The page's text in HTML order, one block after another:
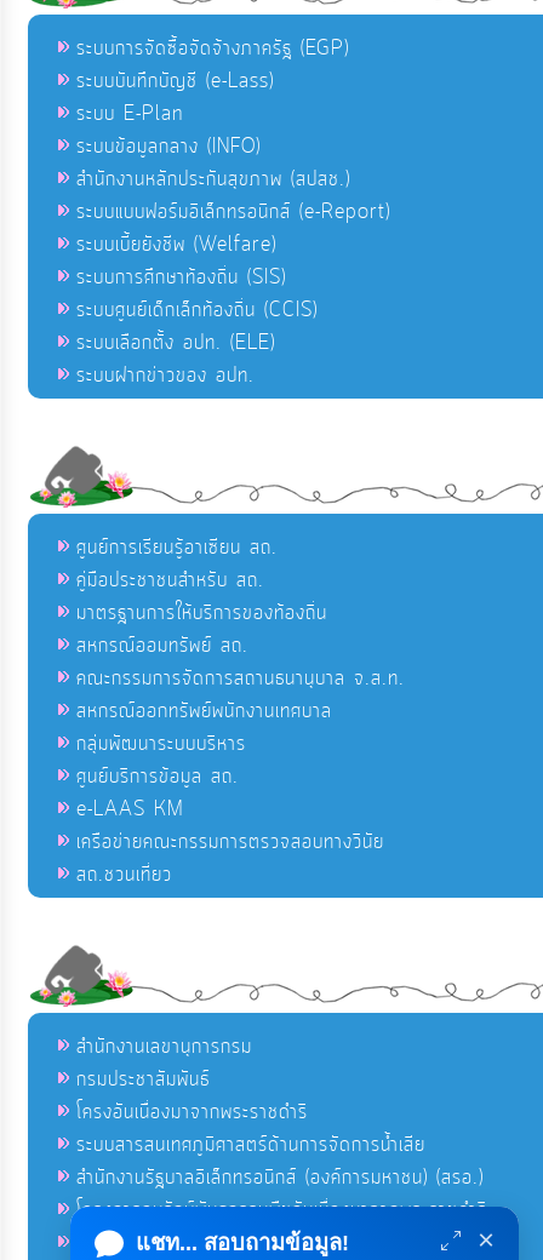
ระบบการจัดซื้อจัดจ้างภาครัฐ (EGP)
ระบบบันทึกบัญชี (e-Lass)
ระบบ E-Plan
ระบบข้อมูลกลาง (INFO)
สำนักงานหลักประกันสุขภาพ (สปสช.)
ระบบแบบฟอร์มอิเล็กทรอนิกส์ (e-Report)
ระบบเบี้ยยังชีพ (Welfare)
ระบบการศึกษาท้องถิ่น (SIS)
ระบบศูนย์เด็กเล็กท้องถิ่น (CCIS)
ระบบเลือกตั้ง อปท. (ELE)
ระบบฝากข่าวของ อปท.
ศูนย์การเรียนรู้อาเซียน สถ.
คู่มือประชาชนสำหรับ สถ.
มาตรฐานการให้บริการของท้องถิ่น
สหกรณ์ออมทรัพย์ สถ.
คณะกรรมการจัดการสถานธนานุบาล จ.ส.ท.
สหกรณ์ออกทรัพย์พนักงานเทศบาล
กลุ่มพัฒนาระบบบริหาร
ศูนย์บริการข้อมูล สถ.
e-LAAS KM
เครือข่ายคณะกรรมการตรวจสอบทางวินัย
สถ.ชวนเที่ยว
สำนักงานเลขานุการกรม
กรมประชาสัมพันธ์
โครงอันเนื่องมาจากพระราชดำริ
ระบบสารสนเทศภูมิศาสตร์ด้านการจัดการน้ำเสีย
สำนักงานรัฐบาลอิเล็กทรอนิกส์ (องค์การมหาชน) (สรอ.)
โครงการอนุรักษ์พันธุกรรมพืชอันเนื่องมาจากพระราชดำริ
คลังข่าวมหาไทย
แชท... สอบถามข้อมูล! ×